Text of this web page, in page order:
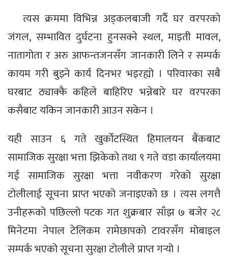
त्यस क्रममा विभिन्न अड्कलबाजी गर्दै घर वरपरको
जंगल, सम्भावित दुर्घटना हुनसक्ने स्थल, माइती मावल,
नातागोता र अरु आफन्तजनसँग जानकारी लिने र सम्पर्क
कायम गरी बुझ्ने कार्य दिनभर भइरह्यो । परिवारका सबै
घरबाट ठ्याक्कै कहिले बाहिरिए भन्नेबारे घर वरपरका
कसैबाट यकिन जानकारी आउन सकेन ।
यही साउन ६ गते खुर्कोटस्थित हिमालयन बैंकबाट
सामाजिक सुरक्षा भत्ता झिकेको तथा ९ गते वडा कार्यालयमा
गई सामाजिक सुरक्षा भत्ता नवीकरण गरेको सुरक्षा
टोलीलाई सूचना प्राप्त भएको जनाइएको छ । त्यस लगत्तै
उनीहरूको पछिल्लो पटक गत शुक्रबार साँझ ७ बजेर २८
मिनेटमा नेपाल टेलिकम रामेछापको टावरसँग मोबाइल
सम्पर्क भएको सूचना सुरक्षा टोलीले प्राप्त गर्‍यो ।